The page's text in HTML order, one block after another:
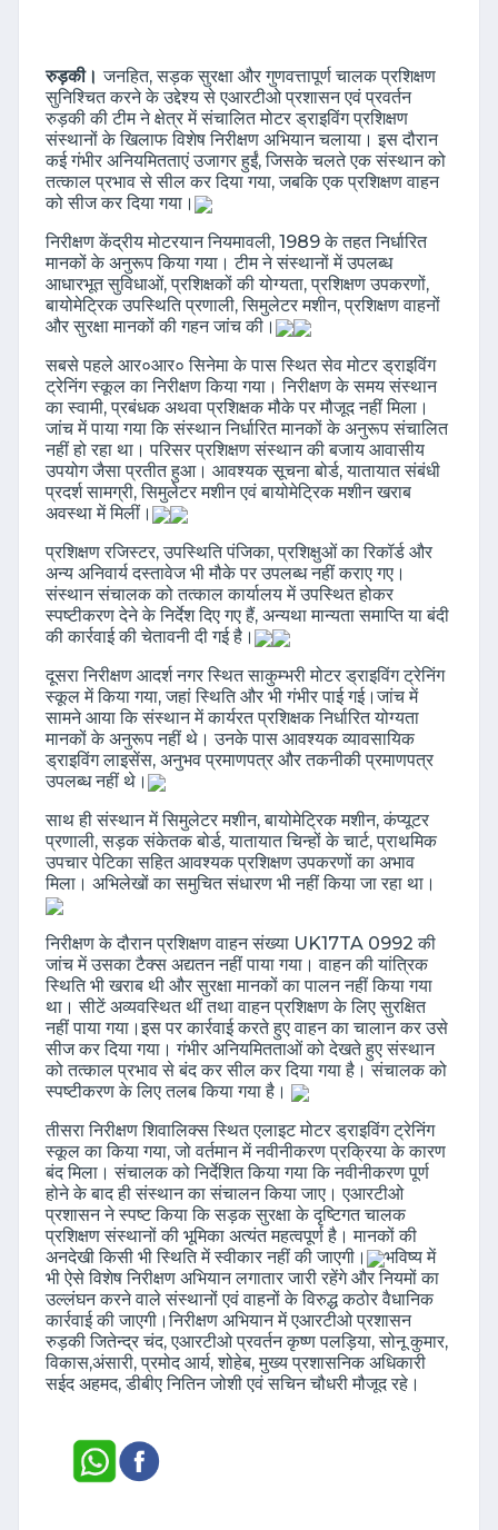
रुड़की।जनहित, सड़क सुरक्षा और गुणवत्तापूर्ण चालक प्रशिक्षण
सुनिश्चित करने के उद्देश्य से एआरटीओ प्रशासन एवं प्रवर्तन
रुड़की की टीम ने क्षेत्र में संचालित मोटर ड्राइविंग प्रशिक्षण
संस्थानों के खिलाफ विशेष निरीक्षण अभियान चलाया। इस दौरान
कई गंभीर अनियमितताएं उजागर हुईं, जिसके चलते एक संस्थान को
तत्काल प्रभाव से सील कर दिया गया, जबकि एक प्रशिक्षण वाहन
को सीज कर दिया गया।
निरीक्षण केंद्रीय मोटरयान नियमावली, 1989 के तहत निर्धारित
मानकों के अनुरूप किया गया। टीम ने संस्थानों में उपलब्ध
आधारभूत सुविधाओं, प्रशिक्षकों की योग्यता, प्रशिक्षण उपकरणों,
बायोमेट्रिक उपस्थिति प्रणाली, सिमुलेटर मशीन, प्रशिक्षण वाहनों
और सुरक्षा मानकों की गहन जांच की।
सबसे पहले आर०आर० सिनेमा के पास स्थित सेव मोटर ड्राइविंग
ट्रेनिंग स्कूल का निरीक्षण किया गया। निरीक्षण के समय संस्थान
का स्वामी, प्रबंधक अथवा प्रशिक्षक मौके पर मौजूद नहीं मिला।
जांच में पाया गया कि संस्थान निर्धारित मानकों के अनुरूप संचालित
नहीं हो रहा था। परिसर प्रशिक्षण संस्थान की बजाय आवासीय
उपयोग जैसा प्रतीत हुआ। आवश्यक सूचना बोर्ड, यातायात संबंधी
प्रदर्श सामग्री, सिमुलेटर मशीन एवं बायोमेट्रिक मशीन खराब
अवस्था में मिलीं।
प्रशिक्षण रजिस्टर, उपस्थिति पंजिका, प्रशिक्षुओं का रिकॉर्ड और
अन्य अनिवार्य दस्तावेज भी मौके पर उपलब्ध नहीं कराए गए।
संस्थान संचालक को तत्काल कार्यालय में उपस्थित होकर
स्पष्टीकरण देने के निर्देश दिए गए हैं, अन्यथा मान्यता समाप्ति या बंदी
की कार्रवाई की चेतावनी दी गई है।
दूसरा निरीक्षण आदर्श नगर स्थित साकुम्भरी मोटर ड्राइविंग ट्रेनिंग
स्कूल में किया गया, जहां स्थिति और भी गंभीर पाई गई।जांच में
सामने आया कि संस्थान में कार्यरत प्रशिक्षक निर्धारित योग्यता
मानकों के अनुरूप नहीं थे। उनके पास आवश्यक व्यावसायिक
ड्राइविंग लाइसेंस, अनुभव प्रमाणपत्र और तकनीकी प्रमाणपत्र
उपलब्ध नहीं थे।
साथ ही संस्थान में सिमुलेटर मशीन, बायोमेट्रिक मशीन, कंप्यूटर
प्रणाली, सड़क संकेतक बोर्ड, यातायात चिन्हों के चार्ट, प्राथमिक
उपचार पेटिका सहित आवश्यक प्रशिक्षण उपकरणों का अभाव
मिला। अभिलेखों का समुचित संधारण भी नहीं किया जा रहा था।
निरीक्षण के दौरान प्रशिक्षण वाहन संख्या UK17TA 0992 की
जांच में उसका टैक्स अद्यतन नहीं पाया गया। वाहन की यांत्रिक
स्थिति भी खराब थी और सुरक्षा मानकों का पालन नहीं किया गया
था। सीटें अव्यवस्थित थीं तथा वाहन प्रशिक्षण के लिए सुरक्षित
नहीं पाया गया।इस पर कार्रवाई करते हुए वाहन का चालान कर उसे
सीज कर दिया गया। गंभीर अनियमितताओं को देखते हुए संस्थान
को तत्काल प्रभाव से बंद कर सील कर दिया गया है। संचालक को
स्पष्टीकरण के लिए तलब किया गया है।
तीसरा निरीक्षण शिवालिक्स स्थित एलाइट मोटर ड्राइविंग ट्रेनिंग
स्कूल का किया गया, जो वर्तमान में नवीनीकरण प्रक्रिया के कारण
बंद मिला। संचालक को निर्देशित किया गया कि नवीनीकरण पूर्ण
होने के बाद ही संस्थान का संचालन किया जाए। एआरटीओ
प्रशासन ने स्पष्ट किया कि सड़क सुरक्षा के दृष्टिगत चालक
प्रशिक्षण संस्थानों की भूमिका अत्यंत महत्वपूर्ण है। मानकों की
अनदेखी किसी भी स्थिति में स्वीकार नहीं की जाएगी।
भविष्य में
भी ऐसे विशेष निरीक्षण अभियान लगातार जारी रहेंगे और नियमों का
उल्लंघन करने वाले संस्थानों एवं वाहनों के विरुद्ध कठोर वैधानिक
कार्रवाई की जाएगी।निरीक्षण अभियान में एआरटीओ प्रशासन
रुड़की जितेन्द्र चंद, एआरटीओ प्रवर्तन कृष्ण पलड़िया, सोनू कुमार,
विकास,अंसारी, प्रमोद आर्य, शोहेब, मुख्य प्रशासनिक अधिकारी
सईद अहमद, डीबीए नितिन जोशी एवं सचिन चौधरी मौजूद रहे।